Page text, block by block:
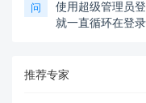
问
使用超级管理员
就一直循环在登
推荐专家